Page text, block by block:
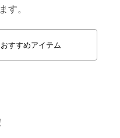
す。
すすめアイテム